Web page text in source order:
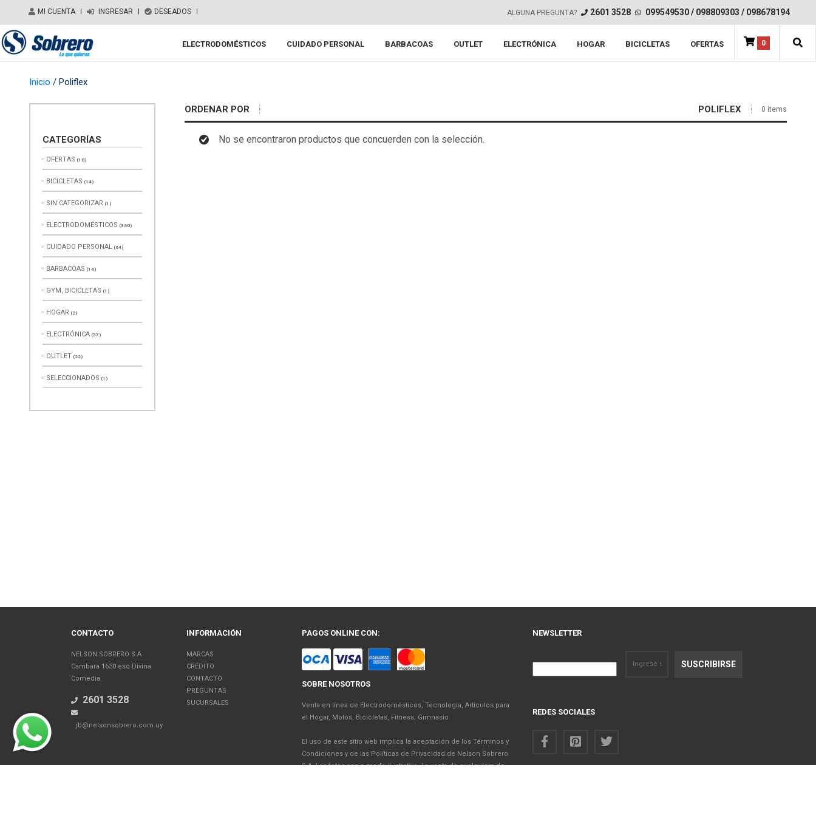
MI CUENTA | INGRESAR | DESEADOS | ALGUNA PREGUNTA? 2601 3528 099549530/ 098809303 / 098678194
Salir del contenido
Main Navigation 0
ELECTRODOMÉSTICOS CUIDADO PERSONAL BARBACOAS OUTLET ELECTRÓNICA HOGAR BICICLETAS OFERTAS
Inicio / Poliflex
CATEGORÍAS
OFERTAS (10)
BICICLETAS (14)
SIN CATEGORIZAR (1)
ELECTRODOMÉSTICOS (360)
CUIDADO PERSONAL (64)
BARBACOAS (14)
GYM, BICICLETAS (1)
HOGAR (2)
ELECTRÓNICA (37)
OUTLET (22)
SELECCIONADOS (1)
ORDENAR POR POLIFLEX 0 items
No se encontraron productos que concuerden con la selección.
CONTACTO
NELSON SOBRERO S.A.
Cambara 1630 esq Divina
Comedia.
2601 3528
jb@nelsonsobrero.com.uy
INFORMACIÓN
MARCAS
CRÉDITO
CONTACTO
PREGUNTAS
SUCURSALES
PAGOS ONLINE CON:
SOBRE NOSOTROS
Venta en línea de Electrodomésticos, Tecnología, Artículos para
el Hogar, Motos, Bicicletas, Fitness, Gimnasio
El uso de este sitio web implica la aceptación de los Términos y
Condiciones y de las Políticas de Privacidad de Nelson Sobrero
S.A. Las fotos son a modo ilustrativo. La venta de cualquiera de
NEWSLETTER
REDES SOCIALES